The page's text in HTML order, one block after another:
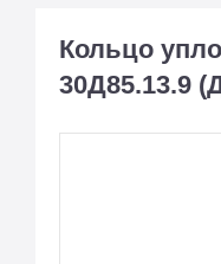
Кольцо
30Д85.13.9